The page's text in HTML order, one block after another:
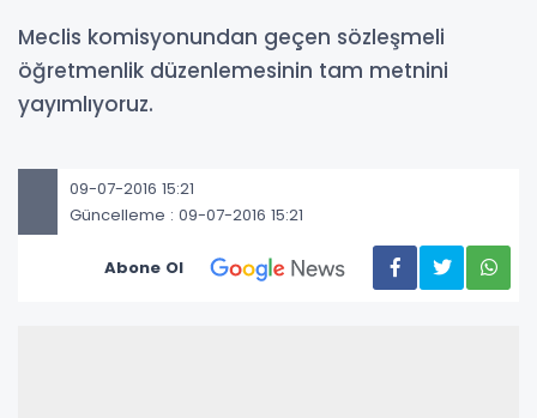
Meclis komisyonundan geçen sözleşmeli
öğretmenlik düzenlemesinin tam metnini
yayımlıyoruz.
09-07-2016 15:21
Güncelleme : 09-07-2016 15:21
Abone Ol